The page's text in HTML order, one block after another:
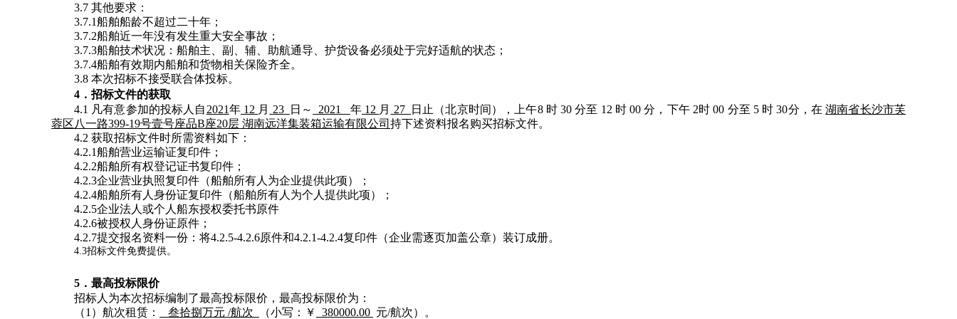
3.7 其他要求：
3.7.1船舶船龄不超过二十年；
3.7.2船舶近一年没有发生重大安全事故；
3.7.3船舶技术状况：船舶主、副、辅、助航通导、护货设备必须处于完好适航的状态；
3.7.4船舶有效期内船舶和货物相关保险齐全。
3.8 本次招标不接受联合体投标。
4 ．招标文件的获取
4.1 凡有意参加的投标人 自 2021年12 月 23 日～ 2021 年 12 月 27 日止（北京时间），上午8 时 30 分至 12 时 00 分，下午 2时 00 分至 5 时 30分，在湖南省长沙市芙
蓉区八一路399-19号壹号座品B座20层 湖南远洋集装箱运输有限公司 持下述资料报名购买招标文件。
4.2 获取招标文件时所需资料如下：
4.2.1船舶营业运输证复印件；
4.2.2船舶所有权登记证书复印件；
4.2.3企业营业执照复印件（船舶所有人为企业提供此项）；
4.2.4船舶所有人身份证复印件（船舶所有人为个人提供此项）；
4.2.5企业法人或个人船东授权委托书原件
4.2.6被授权人身份证原件；
4.2.7提交报名资料一份：将4.2.5-4.2.6原件和4.2.1-4.2.4复印件（企业需逐页加盖公章）装订成册。
4.3招标文件免费提供。
5 ．最高投标限价
招标人为本次招标编制了最高投标限价，最高投标限价为：
（1）航次租赁：
叁拾捌万元 /航次 （小写：￥ 380000.00 元/航次）。